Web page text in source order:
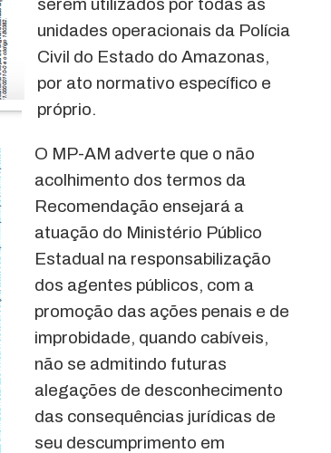
unidades operacionais da Polícia
Civil do Estado do Amazonas,
por ato normativo específico e
próprio.
O MP-AM adverte que o não
acolhimento dos termos da
Recomendação ensejará a
atuação do Ministério Público
Estadual na responsabilização
dos agentes públicos, com a
promoção das ações penais e de
improbidade, quando cabíveis,
não se admitindo futuras
alegações de desconhecimento
das consequências jurídicas de
seu descumprimento em